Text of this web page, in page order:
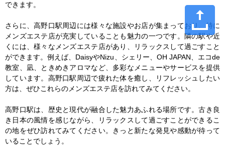
できます。
さらに、高野口駅周辺には様々な施設やお店が集まっており、特に
メンズエステ店が充実していることも魅力の一つです。隣の駅や近
くには、様々なメンズエステ店があり、リラックスして過ごすこと
ができます。例えば、DaisyやNizu、シェリー、OH JAPAN、エコde
教室、凪、ときめきアロマなど、多彩なメニューやサービスを提供
しています。高野口駅周辺で疲れた体を癒し、リフレッシュしたい
方は、ぜひこれらのメンズエステ店を訪れてみてください。
高野口駅は、歴史と現代が融合した魅力あふれる場所です。古き良
き日本の風情を感じながら、リラックスして過ごすことができるこ
の地をぜひ訪れてみてください。きっと新たな発見や感動が待って
いることでしょう。